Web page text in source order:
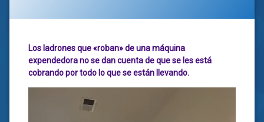
Los ladrones que «roban» de una máquina
expendedora no se dan cuenta de que se les está
cobrando por todo lo que se están llevando.